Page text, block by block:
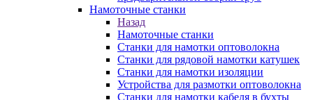
Намоточные станки
Назад
Намоточные станки
Станки для намотки оптоволокна
Станки для рядовой намотки катушек
Станки для намотки изоляции
Устройства для размотки оптоволокна
Станки для намотки кабеля в бухты